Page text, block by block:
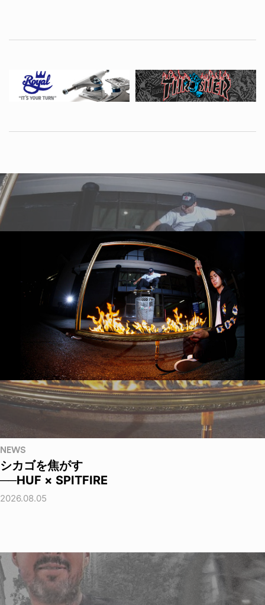
NEWS
シカゴを焦がす
──HUF × SPITFIRE
2026.08.05